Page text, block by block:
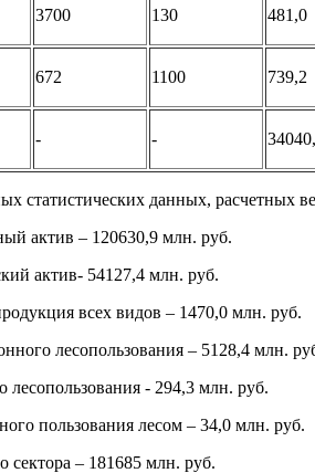
3700 130 481,0
672 1100 739,2
- -
статистических данных, расчетных
актив – 120630,9 млн. руб.
актив- 54127,4 млн. руб.
всех видов – 1470,0 млн. руб.
лесопользования – 5128,4 млн.
лесопользования - 294,3 млн. руб.
пользования лесом – 34,0 млн. руб.
сектора – 181685 млн. руб.